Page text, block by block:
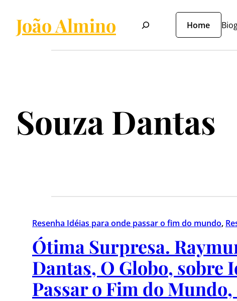
João Almino Pesquisar Home
Souza Dantas
Resenha Idéias para onde passar o fim do mundo,
Ótima Surpresa.
Dantas, O Globo, sobre
Passar o Fim do